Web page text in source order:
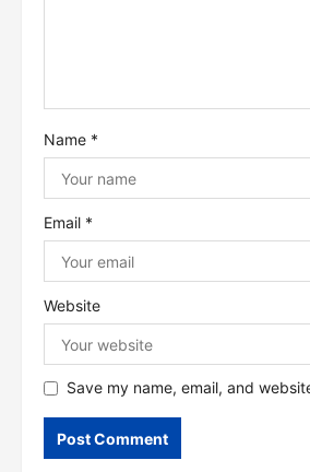
a
t
i
o
n
Name *
Email *
Website
Save my name, email, and